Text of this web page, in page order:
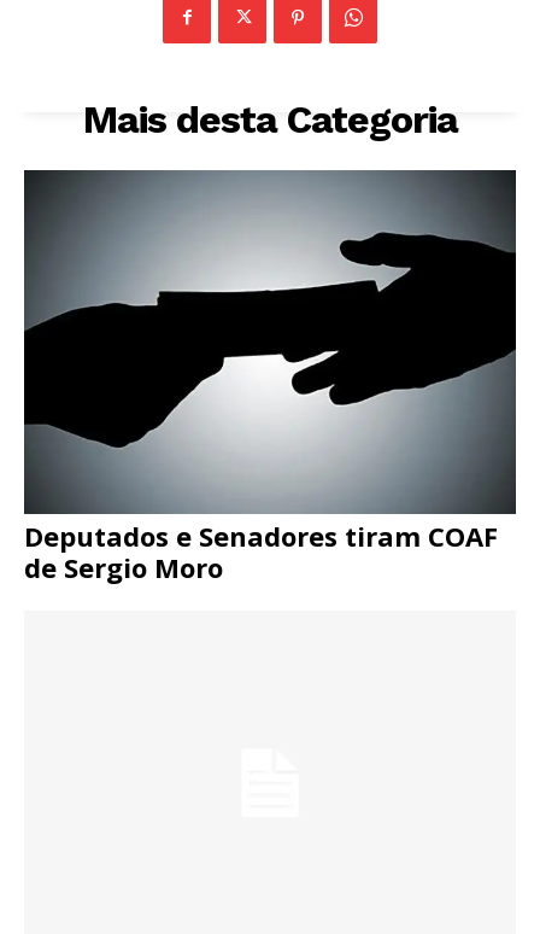
Mais desta Categoria
Deputados e Senadores tiram COAF
de Sergio Moro